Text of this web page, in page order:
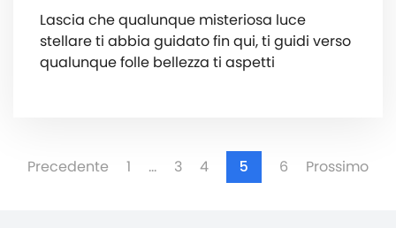
Lascia che qualunque misteriosa luce
stellare ti abbia guidato fin qui, ti guidi verso
qualunque folle bellezza ti aspetti
Precedente 1 … 3 4 5 6 Prossimo